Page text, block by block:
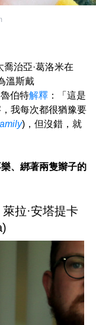
喬治亞·葛洛米在
溫斯戴
伯特解釋 ：「這是
我每次都很猶豫要
)，但沒錯，就
、綁著兩隻辮子的
拉·安塔提卡